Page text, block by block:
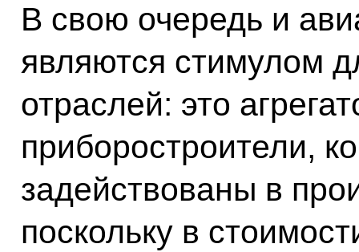
В свою очередь и
являются стимулом
отраслей: это
приборостроители,
задействованы в
поскольку в